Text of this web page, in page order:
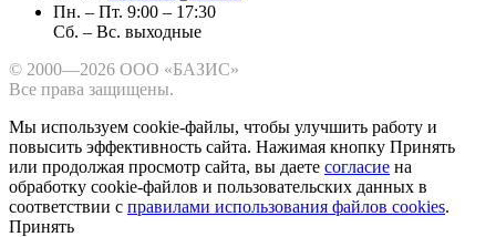
Пн. – Пт. 9:00 – 17:30
Сб. – Вс. выходные
© 2000—2026 ООО «БАЗИС»
Все права защищены.
Мы используем cookie-файлы, чтобы улучшить работу и
повысить эффективность сайта. Нажимая кнопку Принять
или продолжая просмотр сайта, вы даете согласие на
обработку cookie-файлов и пользовательских данных в
соответствии с правилами использования файлов cookies.
Принять